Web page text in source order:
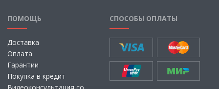
ПОМОЩЬ
Доставка
Оплата
Гарантии
Покупка в кредит
СПОСОБЫ ОПЛАТЫ